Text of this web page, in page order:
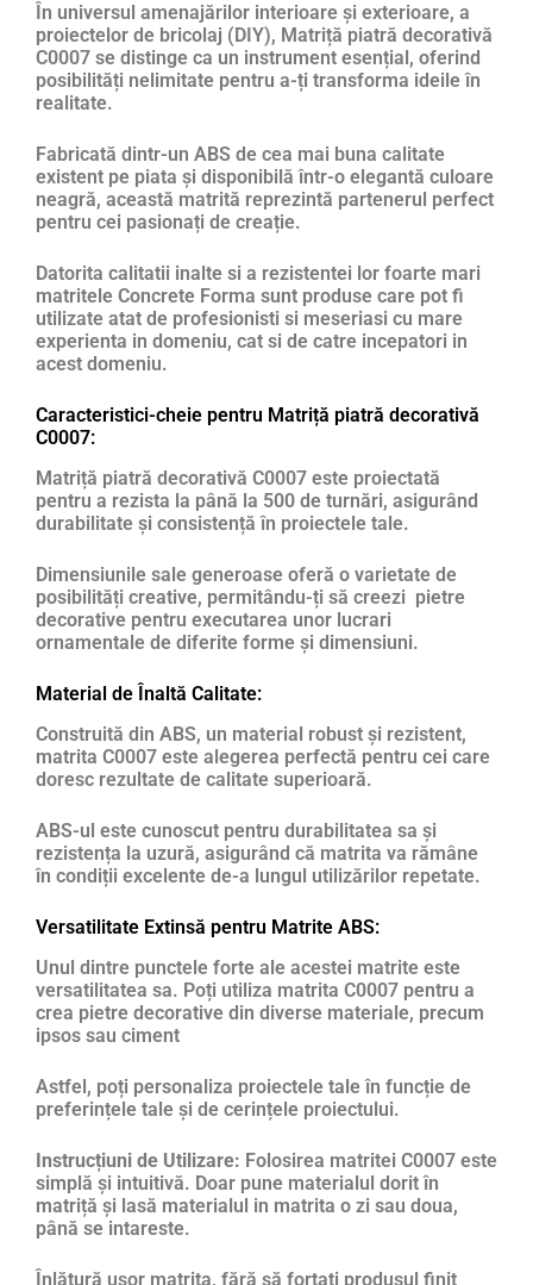
În universul amenajărilor interioare și exterioare, a
proiectelor de bricolaj (DIY), Matriță piatră decorativă
C0007 se distinge ca un instrument esențial, oferind
posibilități nelimitate pentru a-ți transforma ideile în
realitate.
Fabricată dintr-un ABS de cea mai buna calitate
existent pe piata și disponibilă într-o elegantă culoare
neagră, această matrită reprezintă partenerul perfect
pentru cei pasionați de creație.
Datorita calitatii inalte si a rezistentei lor foarte mari
matritele Concrete Forma sunt produse care pot fi
utilizate atat de profesionisti si meseriasi cu mare
experienta in domeniu, cat si de catre incepatori in
acest domeniu.
Caracteristici-cheie pentru Matriță piatră decorativă
C0007:
Matriță piatră decorativă C0007 este proiectată
pentru a rezista la până la 500 de turnări, asigurând
durabilitate și consistență în proiectele tale.
Dimensiunile sale generoase oferă o varietate de
posibilități creative, permitându-ți să creezi pietre
decorative pentru executarea unor lucrari
ornamentale de diferite forme și dimensiuni.
Material de Înaltă Calitate:
Construită din ABS, un material robust și rezistent,
matrita C0007 este alegerea perfectă pentru cei care
doresc rezultate de calitate superioară.
ABS-ul este cunoscut pentru durabilitatea sa și
rezistența la uzură, asigurând că matrita va rămâne
în condiții excelente de-a lungul utilizărilor repetate.
Versatilitate Extinsă pentru Matrite ABS:
Unul dintre punctele forte ale acestei matrite este
versatilitatea sa. Poți utiliza matrita C0007 pentru a
crea pietre decorative din diverse materiale, precum
ipsos sau ciment
Astfel, poți personaliza proiectele tale în funcție de
preferințele tale și de cerințele proiectului.
Instrucțiuni de Utilizare: Folosirea matritei C0007 este
simplă și intuitivă. Doar pune materialul dorit în
matriță și lasă materialul in matrita o zi sau doua,
până se intareste.
Înlătură ușor matrița, fără să forțați produsul finit